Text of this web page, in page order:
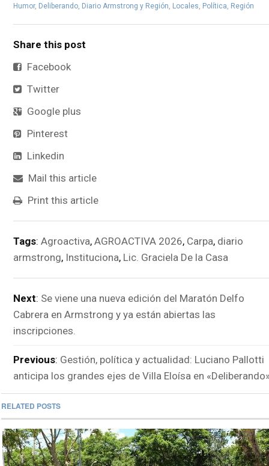
Humor, Deliberando, Diario Armstrong y Región, Locales, Política, Región
Share this post
Facebook
Twitter
Google plus
Pinterest
Linkedin
Mail this article
Print this article
Tags: Agroactiva, AGROACTIVA 2026, Carpa, diario
armstrong, Instituciona, Lic. Graciela De la Casa
Next: Se viene una nueva edición del Maratón Delfo
Cabrera en Armstrong y ya están abiertas las
inscripciones.
Previous: Gestión, política y actualidad: Luciano Pallotti
anticipa los grandes ejes de Villa Eloísa en
RELATED POSTS